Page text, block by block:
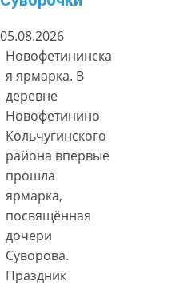
05.08.2026
Новофетининска
я ярмарка. В
деревне
Новофетинино
Кольчугинского
района впервые
прошла
ярмарка,
посвящённая
дочери
Суворова.
Праздник